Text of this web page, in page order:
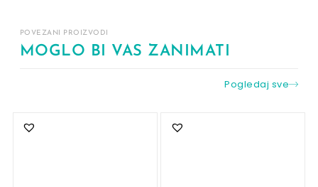
POVEZANI PROIZVODI
MOGLO BI VAS ZANIMATI
Pogledaj sve